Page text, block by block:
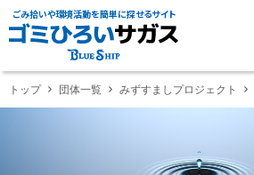
ごみ拾いや環境活動を簡単に探せるサイト
トップ 団体一覧 みずすましプロジェクト